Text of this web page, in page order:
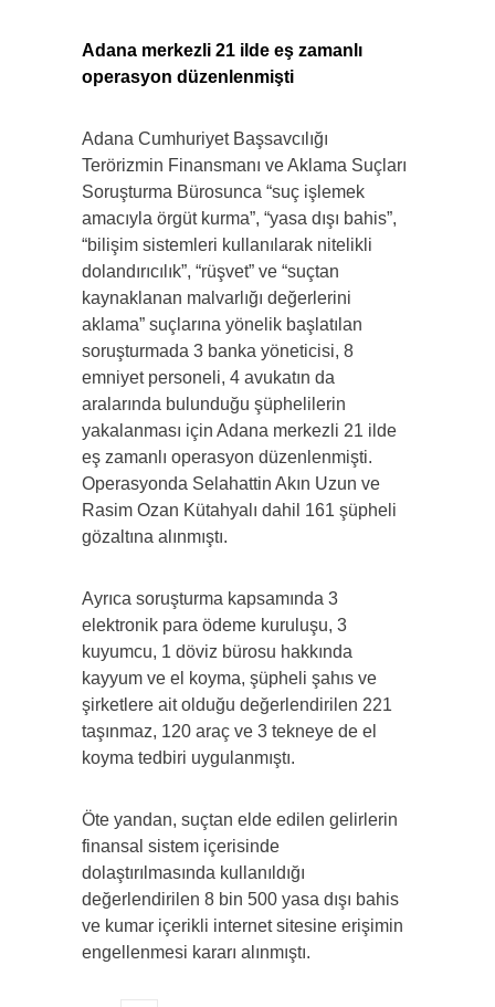
Adana merkezli 21 ilde eş zamanlı
operasyon düzenlenmişti
Adana Cumhuriyet Başsavcılığı
Terörizmin Finansmanı ve Aklama Suçları
Soruşturma Bürosunca “suç işlemek
amacıyla örgüt kurma”, “yasa dışı bahis”,
“bilişim sistemleri kullanılarak nitelikli
dolandırıcılık”, “rüşvet” ve “suçtan
kaynaklanan malvarlığı değerlerini
aklama” suçlarına yönelik başlatılan
soruşturmada 3 banka yöneticisi, 8
emniyet personeli, 4 avukatın da
aralarında bulunduğu şüphelilerin
yakalanması için Adana merkezli 21 ilde
eş zamanlı operasyon düzenlenmişti.
Operasyonda Selahattin Akın Uzun ve
Rasim Ozan Kütahyalı dahil 161 şüpheli
gözaltına alınmıştı.
Ayrıca soruşturma kapsamında 3
elektronik para ödeme kuruluşu, 3
kuyumcu, 1 döviz bürosu hakkında
kayyum ve el koyma, şüpheli şahıs ve
şirketlere ait olduğu değerlendirilen 221
taşınmaz, 120 araç ve 3 tekneye de el
koyma tedbiri uygulanmıştı.
Öte yandan, suçtan elde edilen gelirlerin
finansal sistem içerisinde
dolaştırılmasında kullanıldığı
değerlendirilen 8 bin 500 yasa dışı bahis
ve kumar içerikli internet sitesine erişimin
engellenmesi kararı alınmıştı.